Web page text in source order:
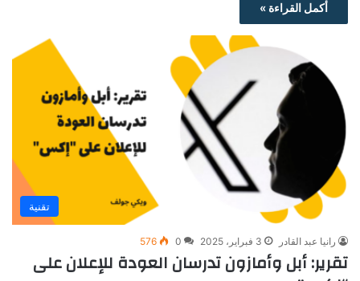
أكمل القراءة »
تقنية
رانيا عبد القادر 3 فبراير، 2025 0
576
تقرير: أبل وأمازون تدرسان العودة للإعلان على